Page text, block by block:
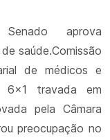
aprova
saúde.Comissão
de médicos e
6x1 travada em
pela Câmara
preocupação no